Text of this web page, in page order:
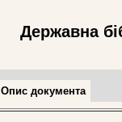
Державна
Опис документа